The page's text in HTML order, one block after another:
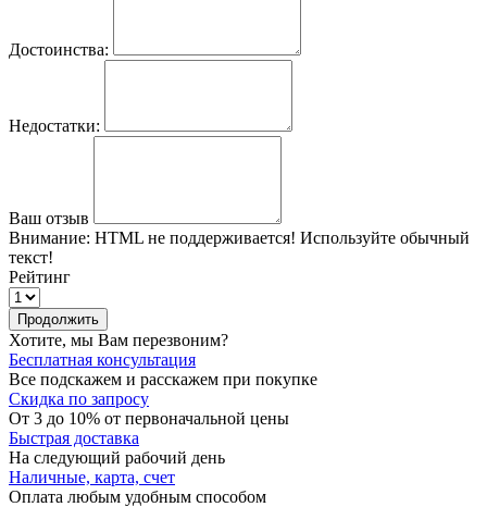
Достоинства:
Недостатки:
Ваш отзыв
Внимание: HTML не поддерживается! Используйте обычный
текст!
Рейтинг
Продолжить
Хотите, мы Вам перезвоним?
Бесплатная консультация
Все подскажем и расскажем при покупке
Скидка по запросу
От 3 до 10% от первоначальной цены
Быстрая доставка
На следующий рабочий день
Наличные, карта, счет
Оплата любым удобным способом